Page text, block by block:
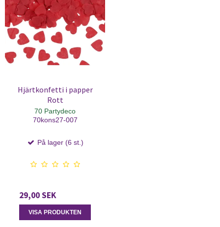
Hjärtkonfetti i papper
Rott
70 Partydeco
70kons27-007
På lager (6 st.)
29,00 SEK
VISA PRODUKTEN